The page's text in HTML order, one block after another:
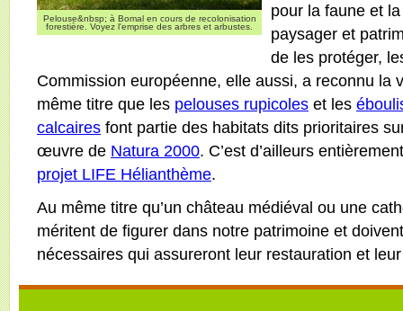
Pelouse&nbsp; à Bomal en cours de recolonisation
forestière. Voyez l'emprise des arbres et arbustes.
pour la faune et
paysager et
de les protéger,
Commission européenne, elle aussi, a reconnu la
même titre que les pelouses rupicoles et les
calcaires font partie des habitats dits prioritaires
œuvre de Natura 2000. C’est d’ailleurs
projet LIFE Hélianthème.
Au même titre qu’un château médiéval ou une
méritent de figurer dans notre patrimoine et
nécessaires qui assureront leur restauration et